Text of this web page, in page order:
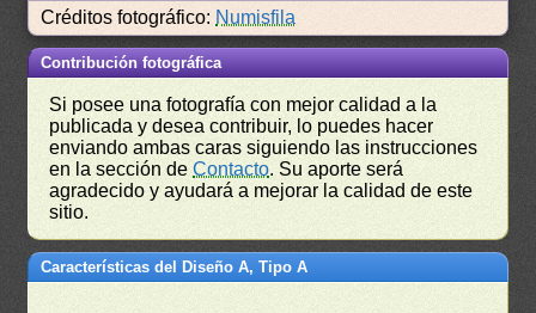
Créditos fotográfico: Numisfila
Contribución fotográfica
Si posee una fotografía con mejor calidad a la
publicada y desea contribuir, lo puedes hacer
enviando ambas caras siguiendo las instrucciones
en la sección deContacto. Su aporte será
agradecido y ayudará a mejorar la calidad de este
sitio.
Características del Diseño A, Tipo A